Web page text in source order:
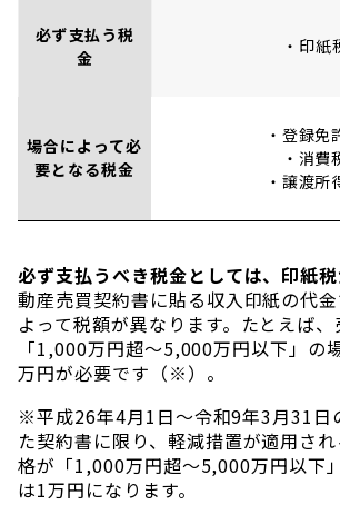
必ず支払う税
金
・印紙
場合によって必
要となる税金
・登録免
・消費
・譲渡所
必ず支払うべき税金としては、印紙
動産売買契約書に貼る収入印紙の代
よって税額が異なります。たとえば
「1,000万円超～5,000万円以下」の
万円が必要です（※）。
※平成26年4月1日〜令和9年3月31日
た契約書に限り、軽減措置が適用さ
格が「1,000万円超〜5,000万円以下
は1万円になります。